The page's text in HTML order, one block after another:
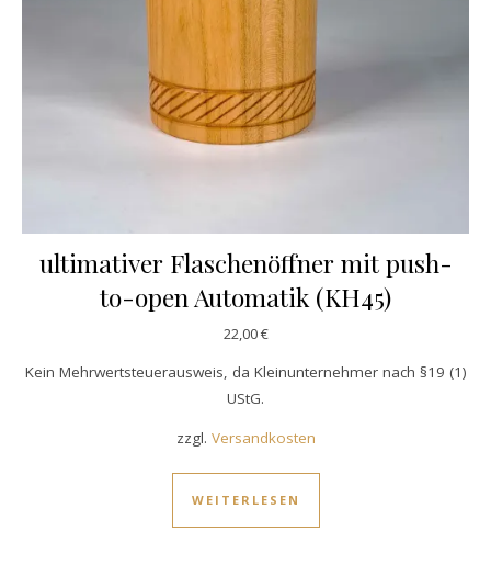
ultimativer Flaschenöffner mit push-
to-open Automatik (KH45)
22,00€
Kein Mehrwertsteuerausweis, da Kleinunternehmer nach §19 (1)
UStG.
zzgl. Versandkosten
WEITERLESEN